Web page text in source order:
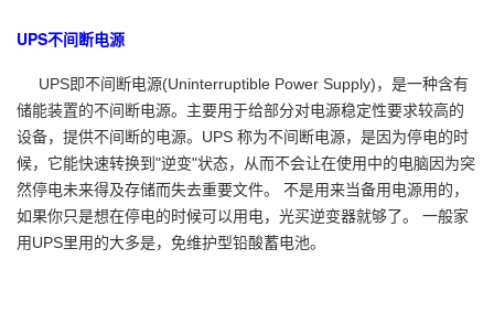
UPS不间断电源
UPS即不间断电源(Uninterruptible Power Supply)，是一种含有
储能装置的不间断电源。主要用于给部分对电源稳定性要求较高的
设备，提供不间断的电源。UPS 称为不间断电源，是因为停电的时
候，它能快速转换到"逆变"状态，从而不会让在使用中的电脑因为突
然停电未来得及存储而失去重要文件。 不是用来当备用电源用的，
如果你只是想在停电的时候可以用电，光买逆变器就够了。 一般家
用UPS里用的大多是，免维护型铅酸蓄电池。